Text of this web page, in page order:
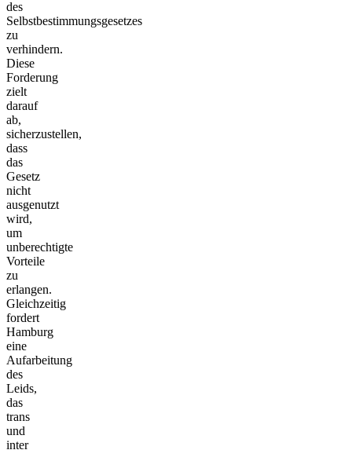
des
Selbstbestimmungsgesetzes
zu
verhindern.
Diese
Forderung
zielt
darauf
ab,
sicherzustellen,
dass
das
Gesetz
nicht
ausgenutzt
wird,
um
unberechtigte
Vorteile
zu
erlangen.
Gleichzeitig
fordert
Hamburg
eine
Aufarbeitung
des
Leids,
das
trans
und
inter